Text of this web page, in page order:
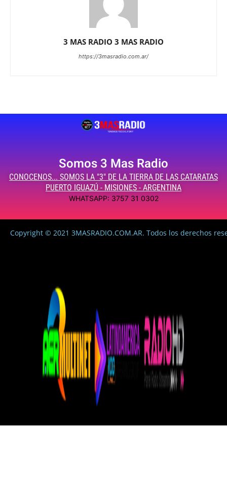
3 MAS RADIO 3 MAS RADIO
https://3masradio.com.ar/
Somos 3 Mas Radio
CONOCENOS... SOMOS LA "3" DE LA TIERRA DE LAS CATARATAS
PUERTO IGUAZÚ - MISIONES - ARGENTINA
WHATSAPP: 3757 31 0302
Copyright © 2021 3MASRADIO.COM.AR. Todos los derechos